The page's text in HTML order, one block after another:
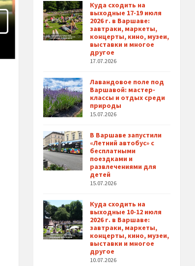
Куда сходить на
выходные 17-19 июля
2026 г. в Варшаве:
завтраки, маркеты,
концерты, кино, музеи,
выставки и многое
другое
17.07.2026
Лавандовое поле под
Варшавой: мастер-
классы и отдых среди
природы
15.07.2026
В Варшаве запустили
«Летний автобус» с
бесплатными
поездками и
развлечениями для
детей
15.07.2026
Куда сходить на
выходные 10-12 июля
2026 г. в Варшаве:
завтраки, маркеты,
концерты, кино, музеи,
выставки и многое
другое
10.07.2026